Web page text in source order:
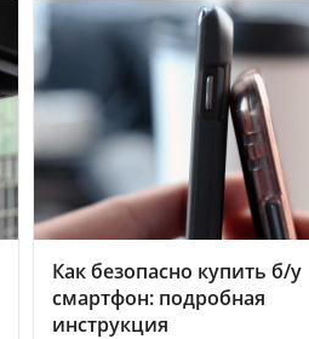
Как безопасно купить б/у
смартфон: подробная
инструкция